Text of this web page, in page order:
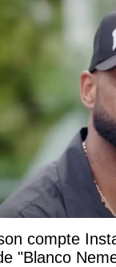
compte
"Blanco